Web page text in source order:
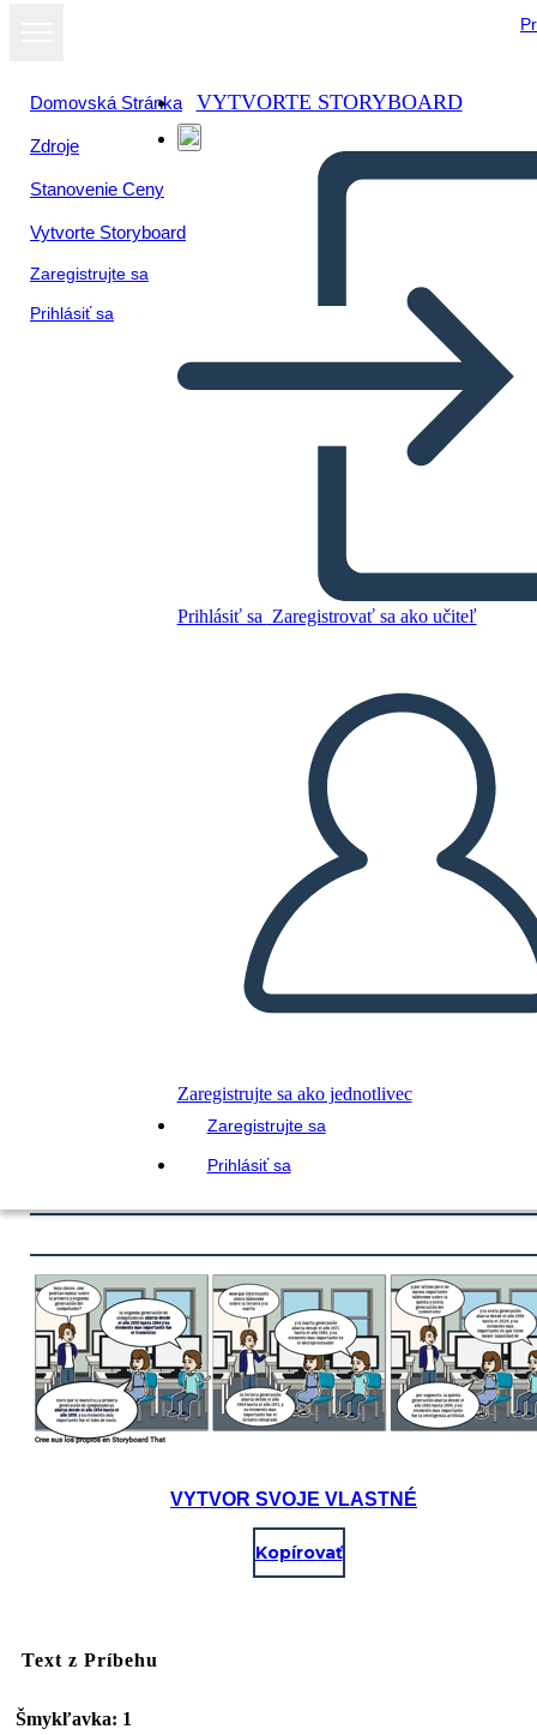
Domovská Stránka
Zdroje
Stanovenie Ceny
Vytvorte Storyboard
Zaregistrujte sa
Prihlásiť sa
VYTVORTE STORYBOARD
Prihlásiť sa Zaregistrovať sa ako učiteľ
Zaregistrujte sa ako jednotlivec
Zaregistrujte sa
Prihlásiť sa
Skopírujte tento Storyboard
VYTVORIŤ STORYBOARD
ČÍTAJ MI
Zobraziť ako
prezentáciu
VYTVOR SVOJE VLASTNÉ
Kopírovať
Text z Príbehu
Šmykľavka: 1